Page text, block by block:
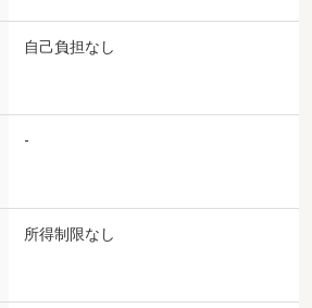
自己負担なし
-
所得制限なし